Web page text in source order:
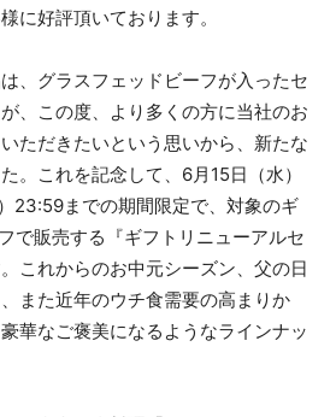
に好評頂いております。
、グラスフェッドビーフが入ったセ
、この度、より多くの方に当社のお
ただきたいという思いから、新たな
。これを記念して、6月15日（水）
23:59までの期間限定で、対象のギ
で販売する『ギフトリニューアルセ
これからのお中元シーズン、父の日
また近年のウチ食需要の高まりか
華なご褒美になるようなラインナッ